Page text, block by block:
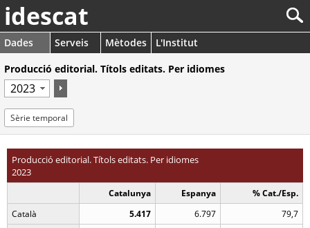
idescat
Dades Serveis Mètodes
L'Institut
Producció editorial. Títols editats. Per idiomes
Sèrie temporal
Producció editorial. Títols editats. Per idiomes
2023
Catalunya Espanya
% Cat./Esp.
Català
5.417 6.797
79,7